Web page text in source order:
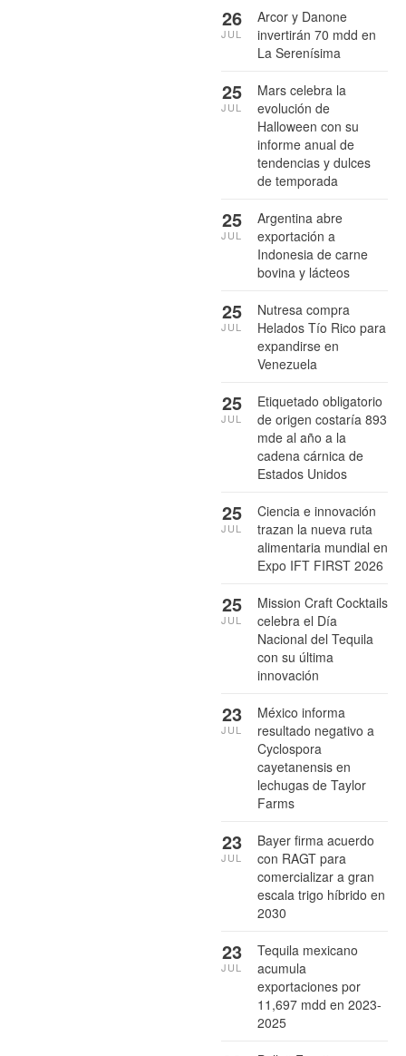
Arcor y Danone
invertirán 70 mdd en
La Serenísima
26
JUL
Mars celebra la
evolución de
Halloween con su
informe anual de
tendencias y dulces
de temporada
25
JUL
Argentina abre
exportación a
Indonesia de carne
bovina y lácteos
25
JUL
Nutresa compra
Helados Tío Rico para
expandirse en
Venezuela
25
JUL
Etiquetado obligatorio
de origen costaría 893
mde al año a la
cadena cárnica de
Estados Unidos
25
JUL
Ciencia e innovación
trazan la nueva ruta
alimentaria mundial en
Expo IFT FIRST 2026
25
JUL
Mission Craft Cocktails
celebra el Día
Nacional del Tequila
con su última
innovación
25
JUL
México informa
resultado negativo a
Cyclospora
cayetanensis en
lechugas de Taylor
Farms
23
JUL
Bayer firma acuerdo
con RAGT para
comercializar a gran
escala trigo híbrido en
2030
23
JUL
Tequila mexicano
acumula
exportaciones por
11,697 mdd en 2023-
2025
23
JUL